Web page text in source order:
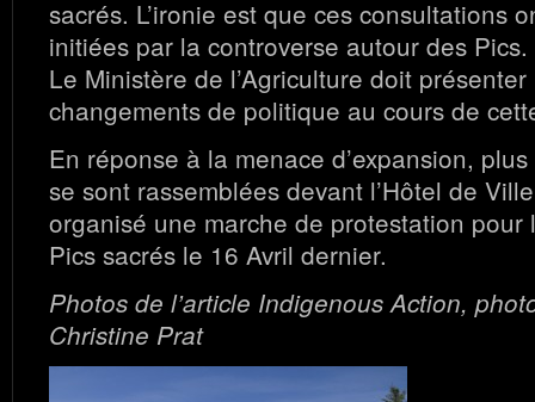
sacrés. L’ironie est que ces consultations
initiées par la controverse autour des Pics.
Le Ministère de l’Agriculture doit
changements de politique au cours de
En réponse à la menace d’expansion,
se sont rassemblées devant l’Hôtel de
organisé une marche de protestation pour
Pics sacrés le 16 Avril dernier.
Photos de l’article Indigenous Action,
Christine Prat